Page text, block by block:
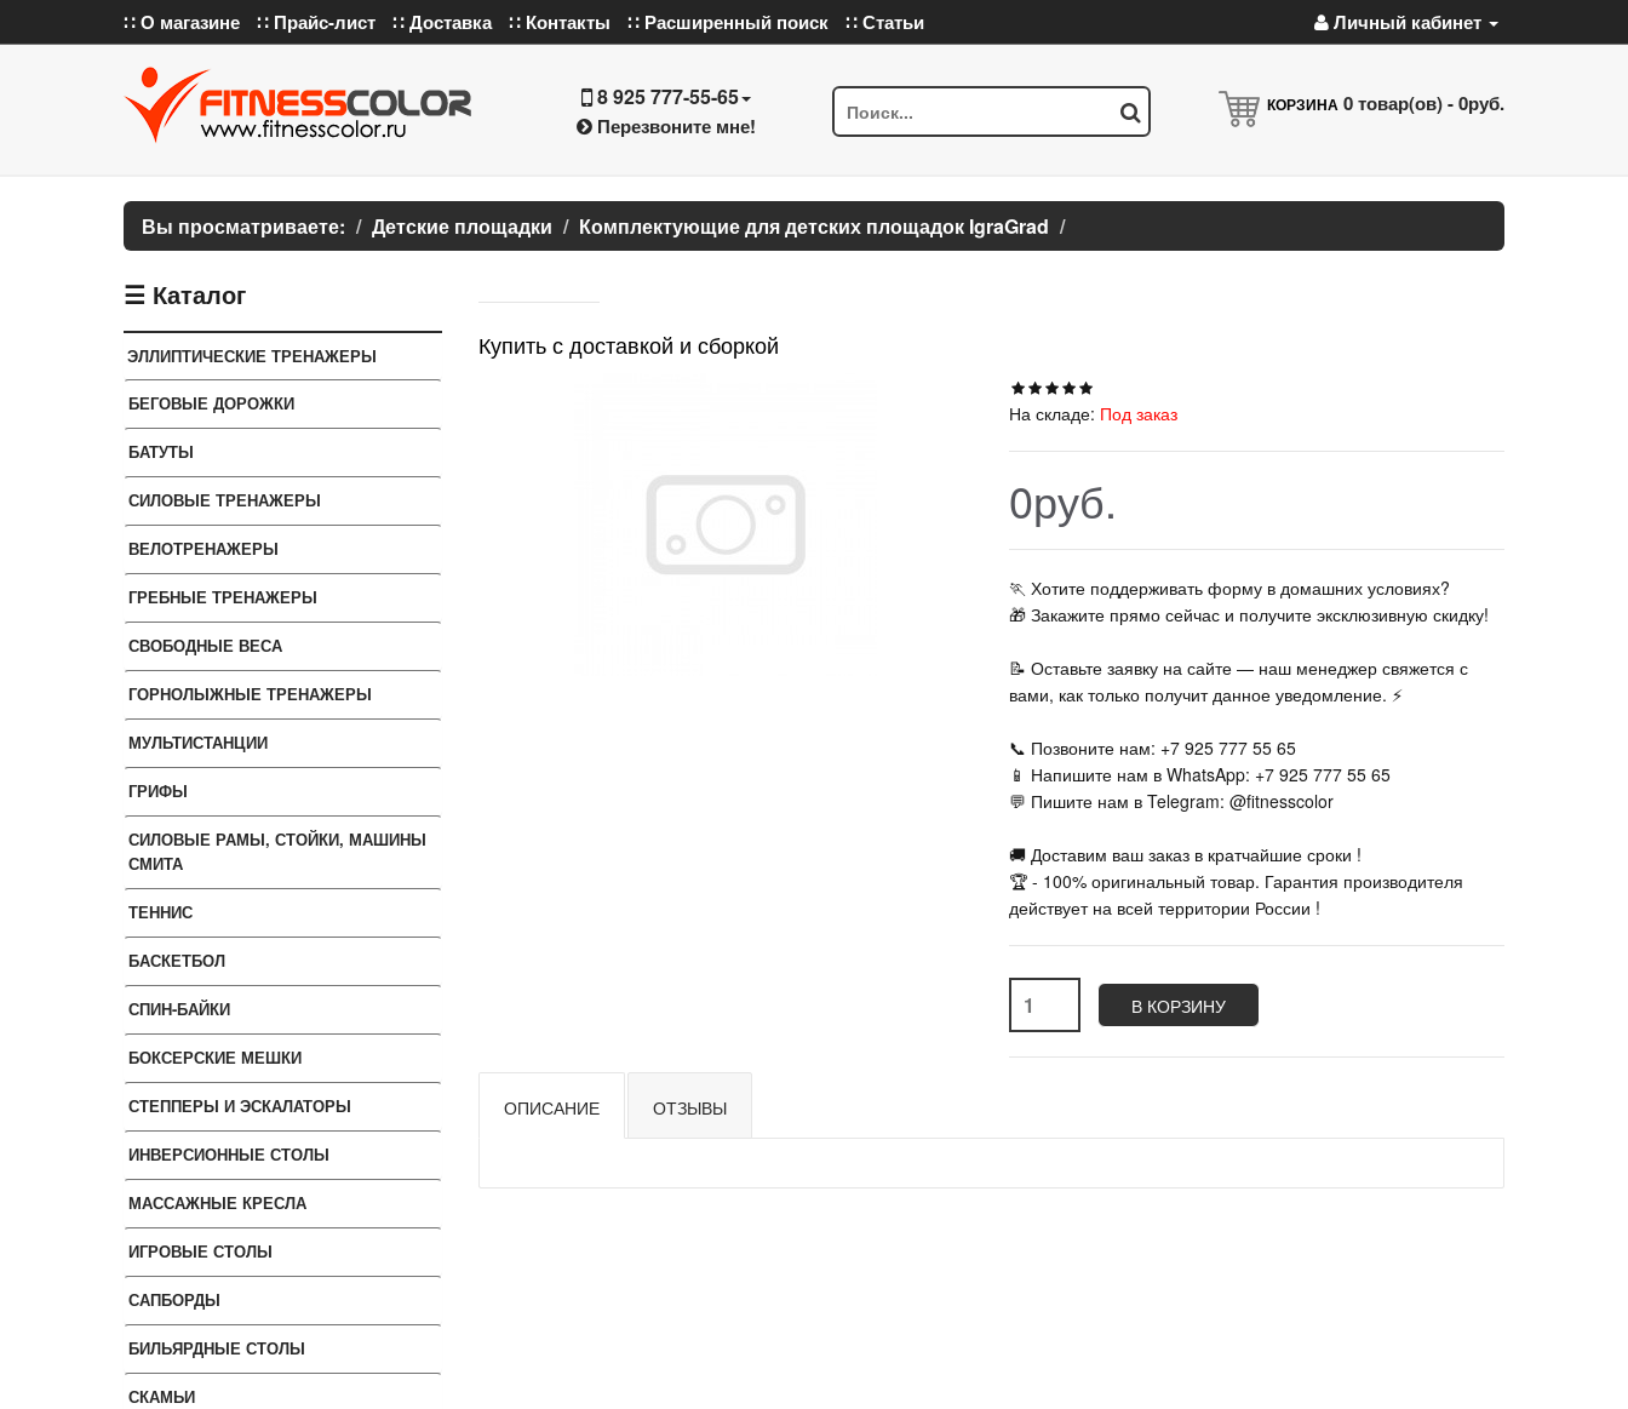
∷ О магазине ∷ Прайс-лист ∷ Доставка ∷ Контакты ∷ Расширенный поиск ∷ Статьи Личный кабинет
8 925 777-55-65
Перезвоните мне!
КОРЗИНА 0товар(ов) -0руб.
Вы просматриваете: Детские площадки Комплектующие для детских площадок IgraGrad
☰ Каталог
ЭЛЛИПТИЧЕСКИЕ ТРЕНАЖЕРЫ
БЕГОВЫЕ ДОРОЖКИ
БАТУТЫ
СИЛОВЫЕ ТРЕНАЖЕРЫ
ВЕЛОТРЕНАЖЕРЫ
ГРЕБНЫЕ ТРЕНАЖЕРЫ
СВОБОДНЫЕ ВЕСА
ГОРНОЛЫЖНЫЕ ТРЕНАЖЕРЫ
МУЛЬТИСТАНЦИИ
ГРИФЫ
СИЛОВЫЕ РАМЫ, СТОЙКИ, МАШИНЫ
СМИТА
ТЕННИС
БАСКЕТБОЛ
СПИН-БАЙКИ
БОКСЕРСКИЕ МЕШКИ
СТЕППЕРЫ И ЭСКАЛАТОРЫ
ИНВЕРСИОННЫЕ СТОЛЫ
МАССАЖНЫЕ КРЕСЛА
ИГРОВЫЕ СТОЛЫ
САПБОРДЫ
БИЛЬЯРДНЫЕ СТОЛЫ
СКАМЬИ
Купить с доставкой и сборкой
На складе: Под заказ
0руб.
🏃‍ Хотите поддерживать форму в домашних условиях?
🎁 Закажите прямо сейчас и получите эксклюзивную скидку!
📝 Оставьте заявку на сайте — наш менеджер свяжется с
вами, как только получит данное уведомление. ⚡
📞 Позвоните нам: +7 925 777 55 65
📱 Напишите нам в WhatsApp: +7 925 777 55 65
💬 Пишите нам в Telegram: @fitnesscolor
🚚 Доставим ваш заказ в кратчайшие сроки !
🏆 - 100% оригинальный товар. Гарантия производителя
действует на всей территории России !
В КОРЗИНУ
ОПИСАНИЕ ОТЗЫВЫ